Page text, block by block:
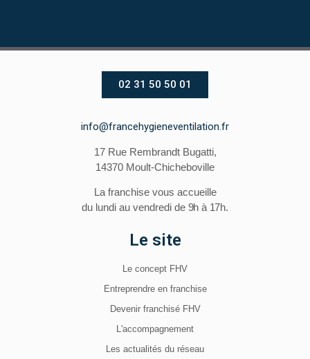
02 31 50 50 01
info@francehygieneventilation.fr
17 Rue Rembrandt Bugatti,
14370 Moult-Chicheboville
La franchise vous accueille
du lundi au vendredide 9h à 17h.
Le site
Le concept FHV
Entreprendre en franchise
Devenir franchisé FHV
L'accompagnement
Les actualités du réseau